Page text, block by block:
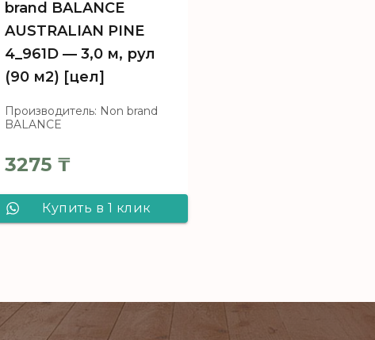
brand BALANCE
AUSTRALIAN PINE
4_961D — 3,0 м, рул
(90 м2) [цел]
Производитель: Non brand
BALANCE
3275 ₸
Купить в 1 клик
4_961D - 3,0 м, рул